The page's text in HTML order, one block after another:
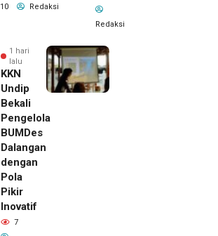
10 Redaksi
Redaksi
1 hari
lalu
KKN
Undip
Bekali
Pengelola
BUMDes
Dalangan
dengan
Pola
Pikir
Inovatif
7